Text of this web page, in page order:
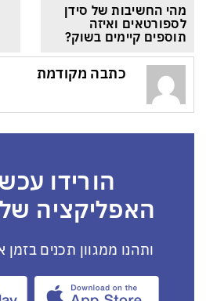
מהי החשיבות של סידן
לספורטאים ואיזה
תוספים קיימים בשוק?
כתבה מקודמת
הורידו
האפליקציה
ותהנו ממגוון תכנים